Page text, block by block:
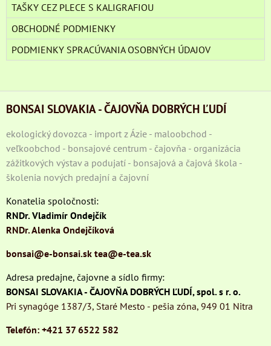
TAŠKY CEZ PLECE S KALIGRAFIOU
OBCHODNÉ PODMIENKY
PODMIENKY SPRACÚVANIA OSOBNÝCH ÚDAJOV
BONSAI SLOVAKIA - ČAJOVŇA DOBRÝCH ĽUDÍ
ekologický dovozca - import z Ázie - maloobchod -
veľkoobchod - bonsajové centrum - čajovňa - organizácia
zážitkových výstav a podujatí - bonsajová a čajová škola -
školenia nových predajní a čajovní
Konatelia spoločnosti:
RNDr. Vladimír Ondejčík
RNDr. Alenka Ondejčíková
bonsai@e-bonsai.sk tea@e-tea.sk
Adresa predajne, čajovne a sídlo firmy:
BONSAI SLOVAKIA - ČAJOVŇA DOBRÝCH ĽUDÍ, spol. s r. o.
Pri synagóge 1387/3, Staré Mesto - pešia zóna, 949 01 Nitra
Telefón: +421 37 6522 582